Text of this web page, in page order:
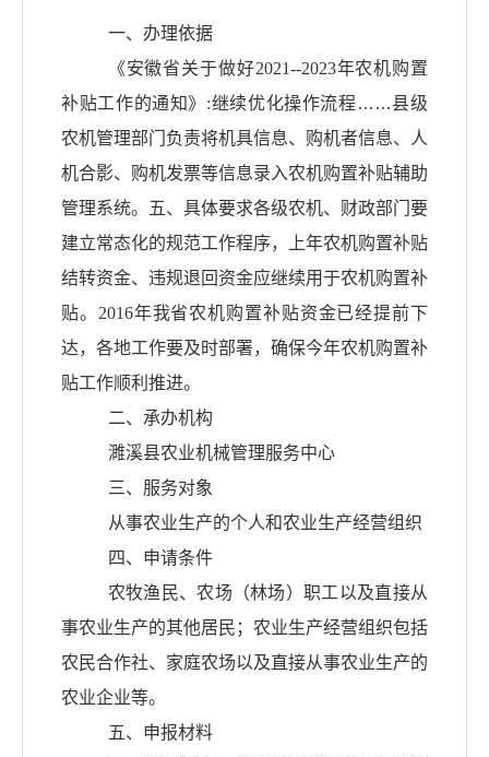
一、办理依据
《安徽省关于做好2021--2023年农机购置
补贴工作的通知》 :继续优化操作流程……县级
农机管理部门负责将机具信息、购机者信息、人
机合影、购机发票等信息录入农机购置补贴辅助
管理系统。五、具体要求各级农机、财政部门要
建立常态化的规范工作程序，上年农机购置补贴
结转资金、违规退回资金应继续用于农机购置补
贴。 2016年我省农机购置补贴资金已经提前下
达，各地工作要及时部署，确保今年农机购置补
贴工作顺利推进。
二、承办机构
濉溪县农业机械管理服务中心
三、服务对象
从事农业生产的个人和农业生产经营组织
四、申请条件
农牧渔民、农场（林场）职工以及直接从
事农业生产的其他居民；农业生产经营组织包括
农民合作社、家庭农场以及直接从事农业生产的
农业企业等。
五、申报材料